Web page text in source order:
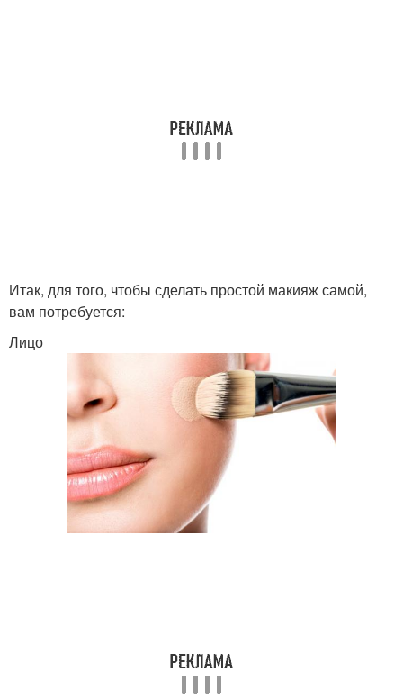
Итак, для того, чтобы сделать простой макияж самой,
вам потребуется:
Лицо